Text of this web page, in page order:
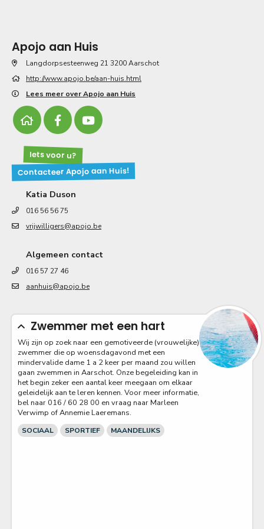
Apojo aan Huis
Langdorpsesteenweg 21 3200 Aarschot
http://www.apojo.be/aan-huis.html
Lees meer over Apojo aan Huis
Iets voor u?
Contacteer Apojo aan Huis!
Katia Duson
016 56 56 75
vrijwilligers@apojo.be
Algemeen contact
016 57 27 46
aanhuis@apojo.be
Zwemmer met een hart
Wij zijn op zoek naar een gemotiveerde (vrouwelijke)
zwemmer die op woensdagavond met een
mindervalide dame 1 a 2 keer per maand zou willen
gaan zwemmen in Aarschot. Onze begeleiding kan in
het begin zeker een aantal keer meegaan om elkaar
geleidelijk aan te leren kennen. Voor meer informatie,
bel naar 016 / 60 28 00 en vraag naar Marleen
Verwimp of Annemie Laeremans.
SOCIAAL SPORTIEF MAANDELIJKS